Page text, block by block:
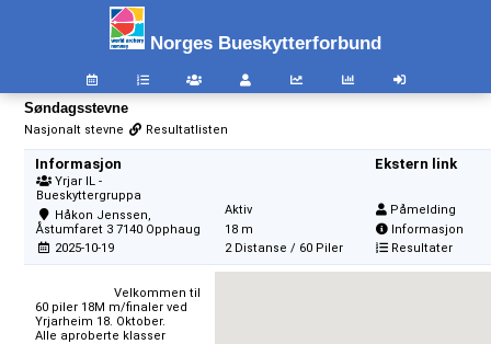
Norges Bueskytterforbund
Søndagsstevne
Nasjonalt stevne Resultatlisten
Informasjon
Yrjar IL -
Bueskyttergruppa
Håkon Jenssen,
Åstumfaret 3 7140 Opphaug
2025-10-19
Aktiv
18 m
2 Distanse / 60 Piler
Ekstern link
Påmelding
Informasjon
Resultater
                        Velkommen til
60 piler 18M m/finaler ved
Yrjarheim 18. Oktober.
Alle aproberte klasser